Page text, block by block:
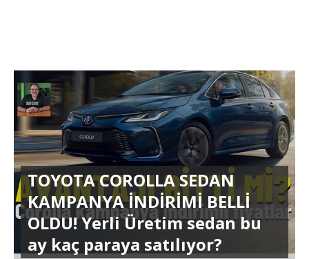
TOYOTA COROLLA SEDAN
KAMPANYA İNDİRİMİ BELLİ
OLDU! Yerli Üretim sedan bu
ay kaç paraya satılıyor?